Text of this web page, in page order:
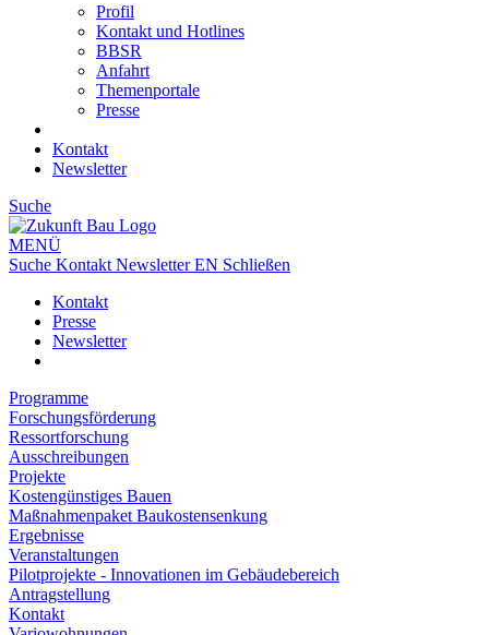
Profil
Kontakt und Hotlines
BBSR
Anfahrt
Themenportale
Presse
Kontakt
Newsletter
Suche
MENÜ
Suche Kontakt NewsletterEN Schließen
Kontakt
Presse
Newsletter
Programme
Forschungsförderung
Ressortforschung
Ausschreibungen
Projekte
Kostengünstiges Bauen
Maßnahmenpaket Baukostensenkung
Ergebnisse
Veranstaltungen
Pilotprojekte - Innovationen im Gebäudebereich
Antragstellung
Kontakt